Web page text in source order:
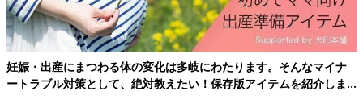
■出産ジャーナリスト 河合蘭さん
1986年より出産に関する執筆活動を開始。東京医科歯科大学、
聖路加国際大学大学院等の非常勤講師も務める。著書『未妊
―「産む」と決められない』（NHK出版）、『卵子老化の真実』
（文春新書）など多数。2016年『
―出産ジ ャーナリ
妊娠・出産にまつわる体の変化は多岐にわたります。そんなマイナ
ートラブル対策として、絶対教えたい！保存版アイテムを紹介しま